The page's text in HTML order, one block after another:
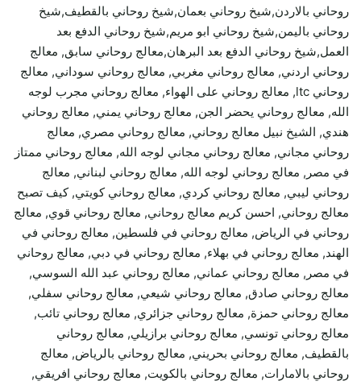
روحاني بالاردن,شيخ روحاني بعمان,شيخ روحاني بالقطيف,شيخ
روحاني باليمن,شيخ روحاني ابو مريم,شيخ روحاني الدفع بعد
العمل,شيخ روحاني الدفع بعد البرهان,معالج روحاني سابق, معالج
روحاني اردني, معالج روحاني مغربي, معالج روحاني سوداني, معالج
روحاني ltc, معالج روحاني على الهواء, معالج روحاني مجرب لوجه
الله, معالج روحاني يحضر الجن, معالج روحاني يمني, معالج روحاني
هندي, الشيخ نبيل معالج روحاني, معالج روحاني مصري, معالج
روحاني مجاني, معالج روحاني مجاني لوجه الله, معالج روحاني ممتاز
في مصر, معالج روحاني لوجه الله, معالج روحاني لبناني, معالج
روحاني ليبي, معالج روحاني كردي, معالج روحاني كويتي, كيف تصبح
معالج روحاني, احسن كريم معالج روحاني, معالج روحاني قوي, معالج
روحاني في الرياض, معالج روحاني في فلسطين, معالج روحاني في
الهند, معالج روحاني في بهلاء, معالج روحاني في دبي, معالج روحاني
في مصر, معالج روحاني عماني, معالج روحاني عبد الله السوسي,
معالج روحاني صادق, معالج روحاني شيعي, معالج روحاني سفلي,
معالج روحاني حمزة, معالج روحاني جزائري, معالج روحاني تائب,
معالج روحاني تونسي, معالج روحاني برازيلي, معالج روحاني
بالقطيف, معالج روحاني بحريني, معالج روحاني بالرياض, معالج
روحاني بالامارات, معالج روحاني بالكويت, معالج روحاني افريقي,